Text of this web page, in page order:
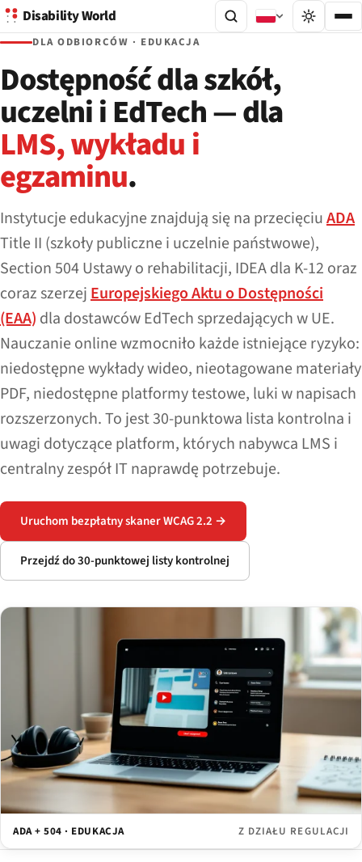
Disability World
DLA ODBIORCÓW · EDUKACJA
Dostępność dla szkół,
uczelni i EdTech — dla
LMS, wykładu i
egzaminu.
Instytucje edukacyjne znajdują się na przecięciuADA
Title II (szkoły publiczne i uczelnie państwowe),
Section 504 Ustawy o rehabilitacji, IDEA dla K-12 oraz
coraz szerzejEuropejskiego Aktu o Dostępności
(EAA) dla dostawców EdTech sprzedających w UE.
Nauczanie online wzmocniło każde istniejące ryzyko:
niedostępne wykłady wideo, nieotagowane materiały
PDF, niedostępne platformy testowe, luki w napisach
rozszerzonych. To jest 30-punktowa lista kontrolna i
uwagi dotyczące platform, których nabywca LMS i
centralny zespół IT naprawdę potrzebuje.
Uruchom bezpłatny skaner WCAG 2.2 →
Przejdź do 30-punktowej listy kontrolnej
ADA + 504 · EDUKACJA Z DZIAŁU REGULACJI